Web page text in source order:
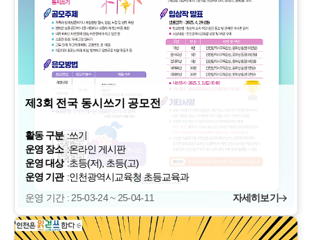
제3회 전국 동시쓰기 공모전
활동 구분 :쓰기
운영 장소 :온라인 게시판
운영 대상 :초등(저), 초등(고)
운영 기관 :인천광역시교육청 초등교육과
운영 기간 : 25-03-24 ~ 25-04-11
자세히보기